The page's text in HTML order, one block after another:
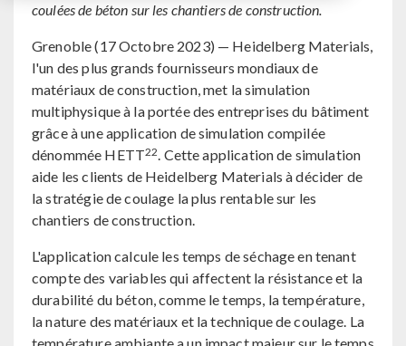
coulées de béton sur les chantiers de construction.
Grenoble (17 Octobre 2023) — Heidelberg Materials,
l'un des plus grands fournisseurs mondiaux de
matériaux de construction, met la simulation
multiphysique à la portée des entreprises du bâtiment
grâce à une application de simulation compilée
dénommée HETT22. Cette application de simulation
aide les clients de Heidelberg Materials à décider de
la stratégie de coulage la plus rentable sur les
chantiers de construction.
L'application calcule les temps de séchage en tenant
compte des variables qui affectent la résistance et la
durabilité du béton, comme le temps, la température,
la nature des matériaux et la technique de coulage. La